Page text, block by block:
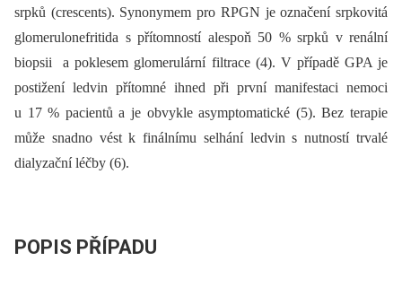
srpků (crescents). Synonymem pro RPGN je označení srpkovitá
glomerulonefritida s přítomností alespoň 50 % srpků v renální
biopsii a poklesem glomerulární filtrace (4). V případě GPA je
postižení ledvin přítomné ihned při první manifestaci nemoci
u 17 % pacientů a je obvykle asymptomatické (5). Bez terapie
může snadno vést k finálnímu selhání ledvin s nutností trvalé
dialyzační léčby (6).
POPIS PŘÍPADU